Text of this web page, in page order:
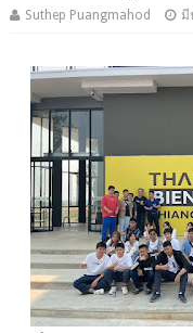
Suthep Puangmahod มี